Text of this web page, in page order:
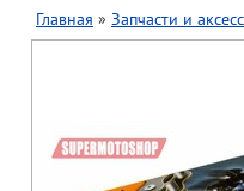
Главная » Запчасти и